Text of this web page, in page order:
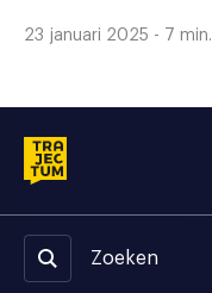
23 januari 2025 - 7 min.
Zoeken